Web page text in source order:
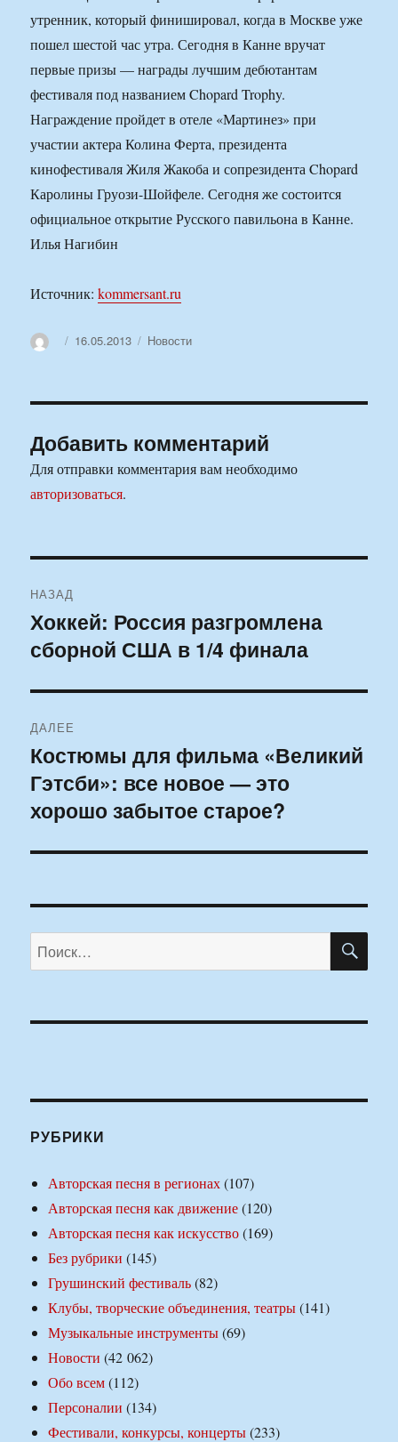
утренник, который финишировал, когда в Москве уже
пошел шестой час утра. Сегодня в Канне вручат
первые призы — награды лучшим дебютантам
фестиваля под названием Chopard Trophy.
Награждение пройдет в отеле «Мартинез» при
участии актера Колина Ферта, президента
кинофестиваля Жиля Жакоба и сопрезидента Chopard
Каролины Груози-Шойфеле. Сегодня же состоится
официальное открытие Русского павильона в Канне.
Илья Нагибин
Источник:kommersant.ru
АвторОпубликовано
16.05.2013 Рубрики
Новости
Добавить комментарий
Для отправки комментария вам необходимо
авторизоваться.
по
записям
НАЗАД
Предыдущая
запись:
Хоккей: Россия разгромлена
сборной США в 1/4 финала
ДАЛЕЕ
Следующая
запись:
Костюмы для фильма «Великий
Гэтсби»: все новое — это
хорошо забытое старое?
Искать:
РУБРИКИ
Авторская песня в регионах(107)
Авторская песня как движение(120)
Авторская песня как искусство(169)
Без рубрики (145)
Грушинский фестиваль(82)
Клубы, творческие объединения, театры(141)
Музыкальные инструменты(69)
Новости (42 062)
Обо всем(112)
Персоналии (134)
Фестивали, конкурсы, концерты(233)